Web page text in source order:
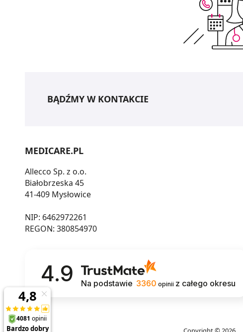
BĄDŹMY W KONTAKCIE
MEDICARE.PL
Allecco Sp. z o.o.
Białobrzeska 45
41-409 Mysłowice
NIP: 6462972261
REGON: 380854970
4.9 Na podstawie 3360 opinii z całego okresu